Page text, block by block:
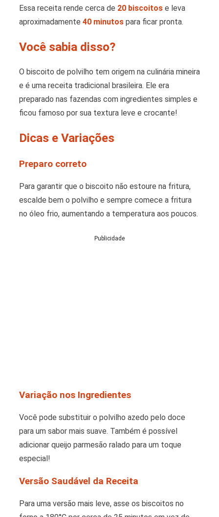
Essa receita rende cerca de 20 biscoitos e leva
aproximadamente 40 minutos para ficar pronta.
Você sabia disso?
O biscoito de polvilho tem origem na culinária mineira
e é uma receita tradicional brasileira. Ele era
preparado nas fazendas com ingredientes simples e
ficou famoso por sua textura leve e crocante!
Dicas e Variações
Preparo correto
Para garantir que o biscoito não estoure na fritura,
escalde bem o polvilho e sempre comece a fritura
no óleo frio, aumentando a temperatura aos poucos.
Publicidade
Variação nos Ingredientes
Você pode substituir o polvilho azedo pelo doce
para um sabor mais suave. Também é possível
adicionar queijo parmesão ralado para um toque
especial!
Versão Saudável da Receita
Para uma versão mais leve, asse os biscoitos no